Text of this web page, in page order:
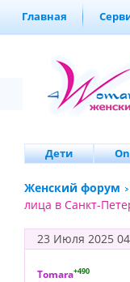
Главная
Дети
Женский форум
лица в Санкт-
23 Июля 2025
Tomara+490